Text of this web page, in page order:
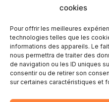
cookies
Pour offrir les meilleures
technologies telles que les
informations des appareils. Le
nous permettra de traiter des
de navigation ou les ID uniques
consentir ou de retirer son
sur certaines caractéristiques et
Article
Vidéo
Coaching :